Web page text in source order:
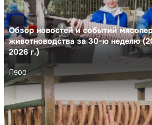
Обзор новостей и событий
животноводства за 30-ю неделю
2026 г.)
900